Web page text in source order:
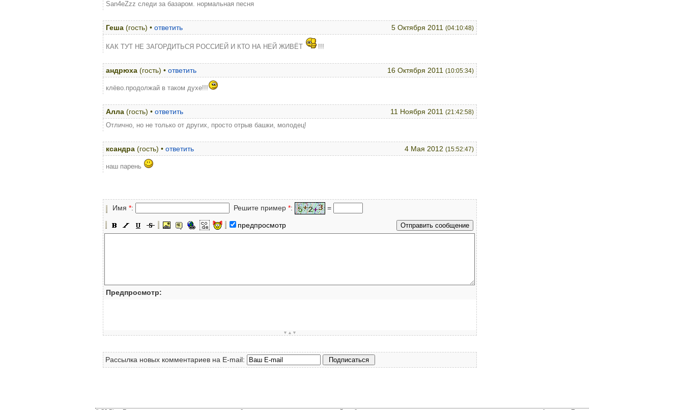
San4eZzz следи за базаром. нормальная песня
5 Октября 2011 (04:10:48)
Геша (гость) • ответить
КАК ТУТ НЕ ЗАГОРДИТЬСЯ РОССИЕЙ И КТО НА НЕЙ ЖИВЁТ !!!
16 Октября 2011 (10:05:34)
андрюха (гость) • ответить
клёво.продолжай в таком духе!!!
11 Ноября 2011 (21:42:58)
Алла (гость) • ответить
Отлично, но не только от других, просто отрыв башки, молодец!
4 Мая 2012 (15:52:47)
ксандра (гость) • ответить
наш парень
Имя *: Решите пример *: =
предпросмотр
Предпросмотр:
▼▲▼
Рассылка новых комментариев на E-mail: